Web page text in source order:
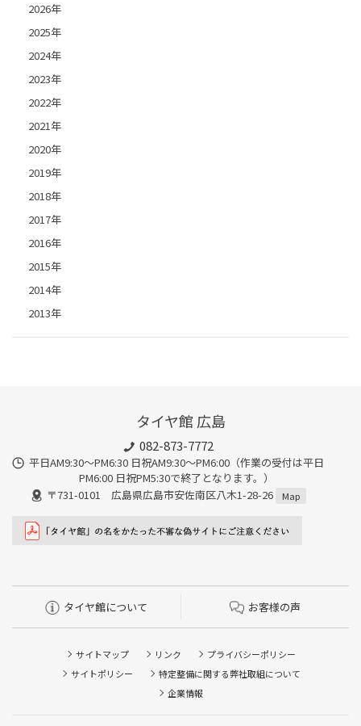
2026年
2025年
2024年
2023年
2022年
2021年
2020年
2019年
2018年
2017年
2016年
2015年
2014年
2013年
タイヤ館 広島
082-873-7772
平日AM9:30～PM6:30 日祝AM9:30〜PM6:00（作業の受付は平日
PM6:00 日祝PM5:30で終了となります。）
〒731-0101 広島県広島市安佐南区八木1-28-26
Map
タイヤ館について お客様の声
サイトマップ リンク
プライバシーポリシー
サイトポリシー
特定整備に関する弊社取組について
企業情報